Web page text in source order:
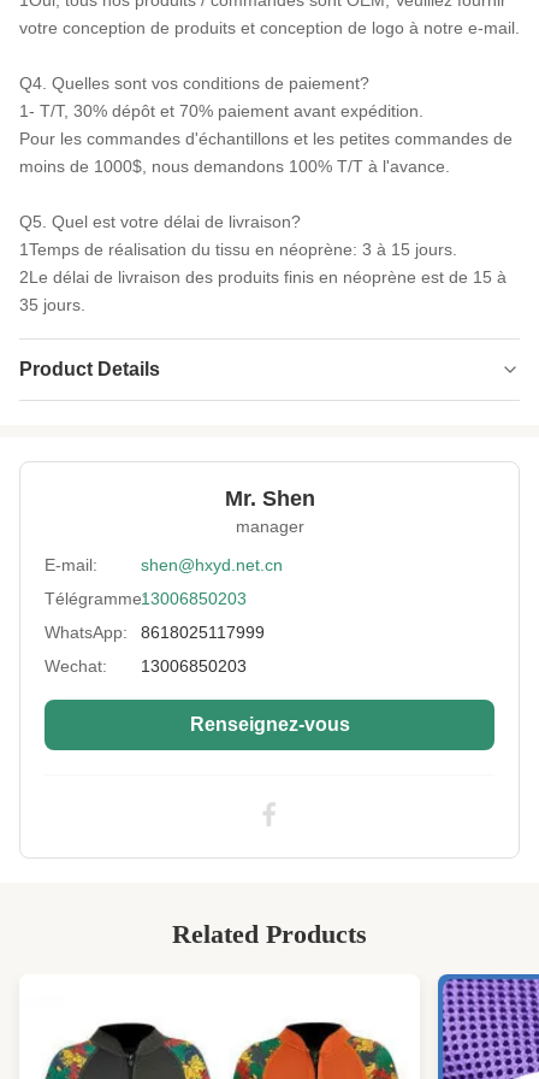
votre conception de produits et conception de logo à notre e-mail.
Q4. Quelles sont vos conditions de paiement?
1- T/T, 30% dépôt et 70% paiement avant expédition.
Pour les commandes d'échantillons et les petites commandes de
moins de 1000$, nous demandons 100% T/T à l'avance.
Q5. Quel est votre délai de livraison?
1Temps de réalisation du tissu en néoprène: 3 à 15 jours.
2Le délai de livraison des produits finis en néoprène est de 15 à
35 jours.
Product Details
Patternyed: Simple teint
Résistant à l'eau, aux chocs, au chaud.
Thickness: Poids moyen
Use:
Équipement de protection,Supports
Neoprene Color: noir, blanc, coloré
High Light:
62" Tissu extensible en polyester tricoté
circulaire
,Tissu extensible en polyester double face
Mr. Shen
manager
E-mail:
shen@hxyd.net.cn
Télégramme:13006850203
WhatsApp:
8618025117999
Wechat:
13006850203
Renseignez-vous
Related Products